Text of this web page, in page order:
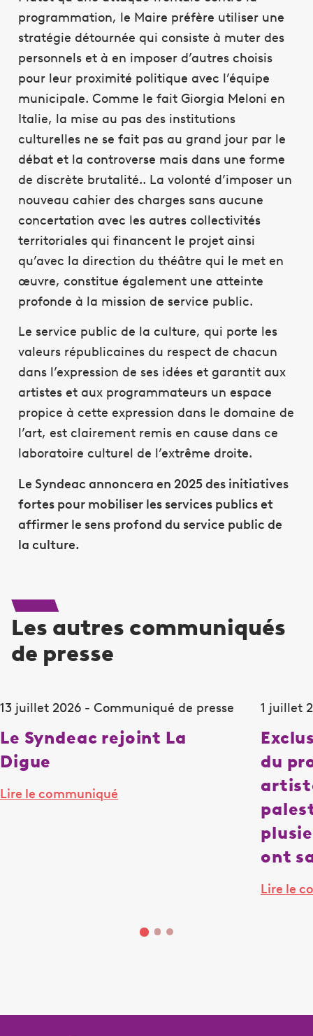
programmation, le Maire préfère utiliser une
stratégie détournée qui consiste à muter des
personnels et à en imposer d’autres choisis
pour leur proximité politique avec l’équipe
municipale. Comme le fait Giorgia Meloni en
Italie, la mise au pas des institutions
culturelles ne se fait pas au grand jour par le
débat et la controverse mais dans une forme
de discrète brutalité.. La volonté d’imposer un
nouveau cahier des charges sans aucune
concertation avec les autres collectivités
territoriales qui financent le projet ainsi
qu’avec la direction du théâtre qui le met en
œuvre, constitue également une atteinte
profonde à la mission de service public.
Le service public de la culture, qui porte les
valeurs républicaines du respect de chacun
dans l’expression de ses idées et garantit aux
artistes et aux programmateurs un espace
propice à cette expression dans le domaine de
l’art, est clairement remis en cause dans ce
laboratoire culturel de l’extrême droite.
Le Syndeac annoncera en 2025 des initiatives
fortes pour mobiliser les services publics et
affirmer le sens profond du service public de
la culture.
Les autres communiqués
de presse
13 juillet 2026 - Communiqué de presse
Le Syndeac rejoint La
Digue
Lire le communiqué
1 juillet
du
ont
Lire le